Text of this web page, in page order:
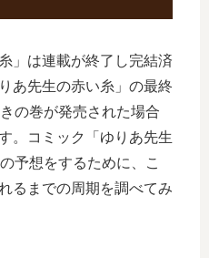
」は連載が終了し完結済
あ先生の赤い糸」の最終
の巻が発売された場合
。コミック「ゆりあ先生
予想をするために、こ
るまでの周期を調べてみ